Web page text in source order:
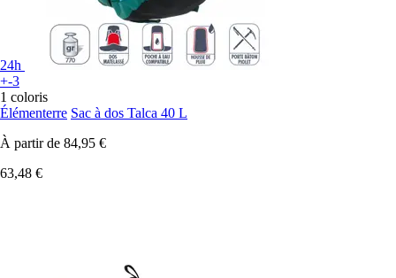
24h
+-3
1 coloris
Élémenterre Sac à dos Talca 40 L
À partir de 84,95 €
63,48 €